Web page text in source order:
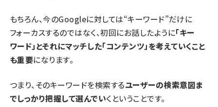
もちろん、今のGoogleに対しては“キーワード”だけに
フォーカスするのではなく、初回にお話したように「キー
ワード」とそれにマッチした「コンテンツ」を考えていくこと
も重要になります。
つまり、そのキーワードを検索するユーザーの検索意図ま
でしっかり把握して選んでいくということです。